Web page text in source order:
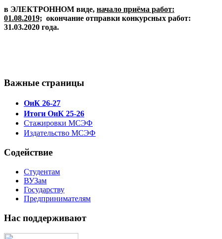
в ЭЛЕКТРОННОМ виде, начало приёма работ:
01.08.2019; окончание отправки конкурсных работ:
31.03.2020 года.
Важные страницы
ОиК 26-27
Итоги ОиК 25-26
Стажировки МСЭФ
Издательство МСЭФ
Содействие
Студентам
ВУЗам
Государству
Предпринимателям
Нас поддерживают